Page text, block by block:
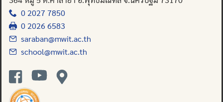
0 2027 7850
0 2026 6583
saraban@mwit.ac.th
school@mwit.ac.th